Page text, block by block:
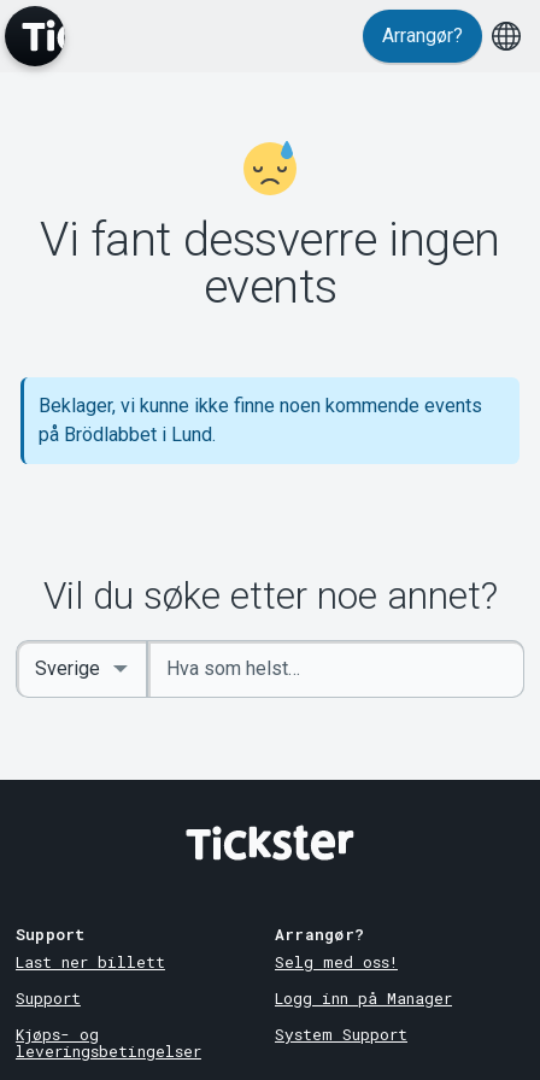
Support
Om Tickster
Arrangør?
Vi fant dessverre ingen
events
Beklager, vi kunne ikke finne noen kommende events
på Brödlabbet i Lund.
Vil du søke etter noe annet?
Angi
nøkkelord
Select
Country
Support
Last ner billett
Support
Kjøps- og
leveringsbetingelser
Arrangør?
Selg med oss!
Logg inn på Manager
System Support